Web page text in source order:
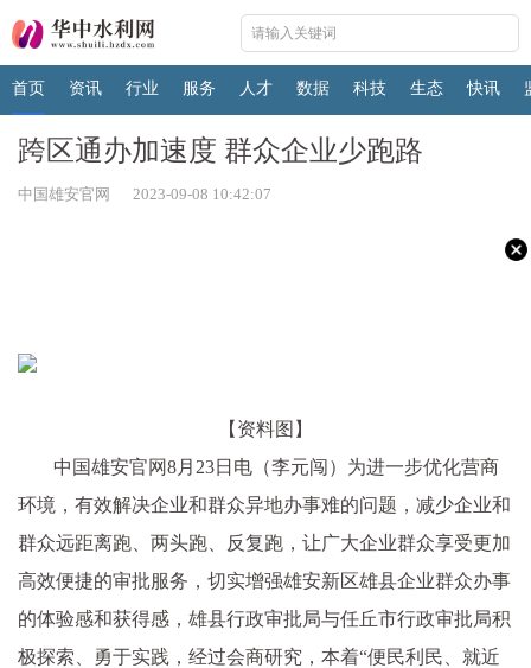
首页 资讯 行业 服务 人才 数据 科技 生态 快讯
跨区通办加速度 群众企业少跑路
中国雄安官网 2023-09-08 10:42:07
【资料图】
中国雄安官网8月23日电（李元闯）为进一步优化营商
环境，有效解决企业和群众异地办事难的问题，减少企业和
群众远距离跑、两头跑、反复跑，让广大企业群众享受更加
高效便捷的审批服务，切实增强雄安新区雄县企业群众办事
的体验感和获得感，雄县行政审批局与任丘市行政审批局积
极探索、勇于实践，经过会商研究，本着“便民利民、就近